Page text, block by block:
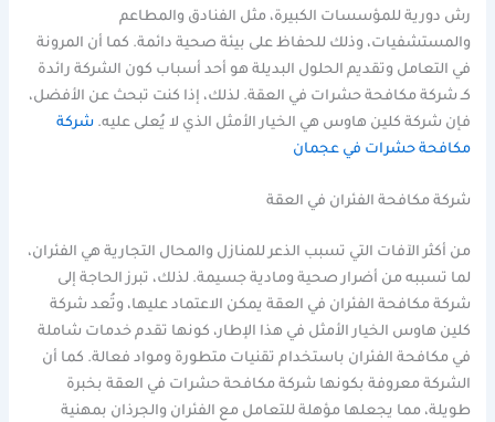
رش دورية للمؤسسات الكبيرة، مثل الفنادق والمطاعم
والمستشفيات، وذلك للحفاظ على بيئة صحية دائمة. كما أن المرونة
في التعامل وتقديم الحلول البديلة هو أحد أسباب كون الشركة رائدة
كـ شركة مكافحة حشرات في العقة. لذلك، إذا كنت تبحث عن الأفضل،
فإن شركة كلين هاوس هي الخيار الأمثل الذي لا يُعلى عليه.شركة
مكافحة حشرات في عجمان
شركة مكافحة الفئران في العقة
من أكثر الآفات التي تسبب الذعر للمنازل والمحال التجارية هي الفئران،
لما تسببه من أضرار صحية ومادية جسيمة. لذلك، تبرز الحاجة إلى
شركة مكافحة الفئران في العقة يمكن الاعتماد عليها، وتُعد شركة
كلين هاوس الخيار الأمثل في هذا الإطار، كونها تقدم خدمات شاملة
في مكافحة الفئران باستخدام تقنيات متطورة ومواد فعالة. كما أن
الشركة معروفة بكونها شركة مكافحة حشرات في العقة بخبرة
طويلة، مما يجعلها مؤهلة للتعامل مع الفئران والجرذان بمهنية